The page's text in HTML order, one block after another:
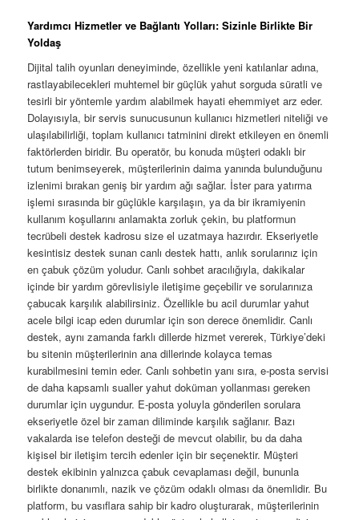
Yardımcı Hizmetler ve Bağlantı Yolları: Sizinle Birlikte Bir
Yoldaş
Dijital talih oyunları deneyiminde, özellikle yeni katılanlar adına,
rastlayabilecekleri muhtemel bir güçlük yahut sorguda süratli ve
tesirli bir yöntemle yardım alabilmek hayati ehemmiyet arz eder.
Dolayısıyla, bir servis sunucusunun kullanıcı hizmetleri niteliği ve
ulaşılabilirliği, toplam kullanıcı tatminini direkt etkileyen en önemli
faktörlerden biridir. Bu operatör, bu konuda müşteri odaklı bir
tutum benimseyerek, müşterilerinin daima yanında bulunduğunu
izlenimi bırakan geniş bir yardım ağı sağlar. İster para yatırma
işlemi sırasında bir güçlükle karşılaşın, ya da bir ikramiyenin
kullanım koşullarını anlamakta zorluk çekin, bu platformun
tecrübeli destek kadrosu size el uzatmaya hazırdır. Ekseriyetle
kesintisiz destek sunan canlı destek hattı, anlık sorularınız için
en çabuk çözüm yoludur. Canlı sohbet aracılığıyla, dakikalar
içinde bir yardım görevlisiyle iletişime geçebilir ve sorularınıza
çabucak karşılık alabilirsiniz. Özellikle bu acil durumlar yahut
acele bilgi icap eden durumlar için son derece önemlidir. Canlı
destek, aynı zamanda farklı dillerde hizmet vererek, Türkiye’deki
bu sitenin müşterilerinin ana dillerinde kolayca temas
kurabilmesini temin eder. Canlı sohbetin yanı sıra, e-posta servisi
de daha kapsamlı sualler yahut doküman yollanması gereken
durumlar için uygundur. E-posta yoluyla gönderilen sorulara
ekseriyetle özel bir zaman diliminde karşılık sağlanır. Bazı
vakalarda ise telefon desteği de mevcut olabilir, bu da daha
kişisel bir iletişim tercih edenler için bir seçenektir. Müşteri
destek ekibinin yalnızca çabuk cevaplaması değil, bununla
birlikte donanımlı, nazik ve çözüm odaklı olması da önemlidir. Bu
platform, bu vasıflara sahip bir kadro oluşturarak, müşterilerinin